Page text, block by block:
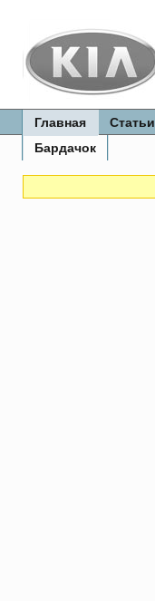
Главная Статьи
Бардачок